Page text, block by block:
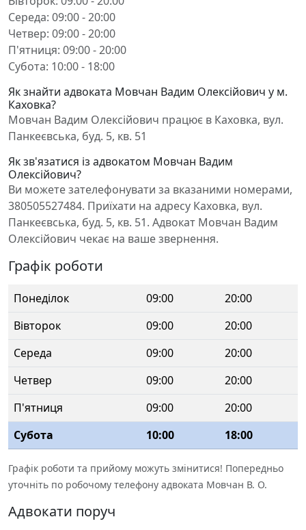
Середа: 09:00 - 20:00
Четвер: 09:00 - 20:00
П'ятниця: 09:00 - 20:00
Субота: 10:00 - 18:00
Як знайти адвоката Мовчан Вадим Олексійович у м.
Каховка?
Мовчан Вадим Олексійович працює в Каховка, вул.
Панкеєвська, буд. 5, кв. 51
Як зв'язатися із адвокатом Мовчан Вадим
Олексійович?
Ви можете зателефонувати за вказаними номерами,
380505527484. Приїхати на адресу Каховка, вул.
Панкеєвська, буд. 5, кв. 51. Адвокат Мовчан Вадим
Олексійович чекає на ваше звернення.
Графік роботи
Понеділок 09:00
20:00
Вівторок
09:00
20:00
Середа
09:00
20:00
Четвер
09:00
20:00
П'ятниця
09:00
20:00
Субота
10:00 18:00
Графік роботи та прийому можуть змінитися! Попередньо
уточніть по робочому телефону адвоката Мовчан В. О.
Адвокати поруч